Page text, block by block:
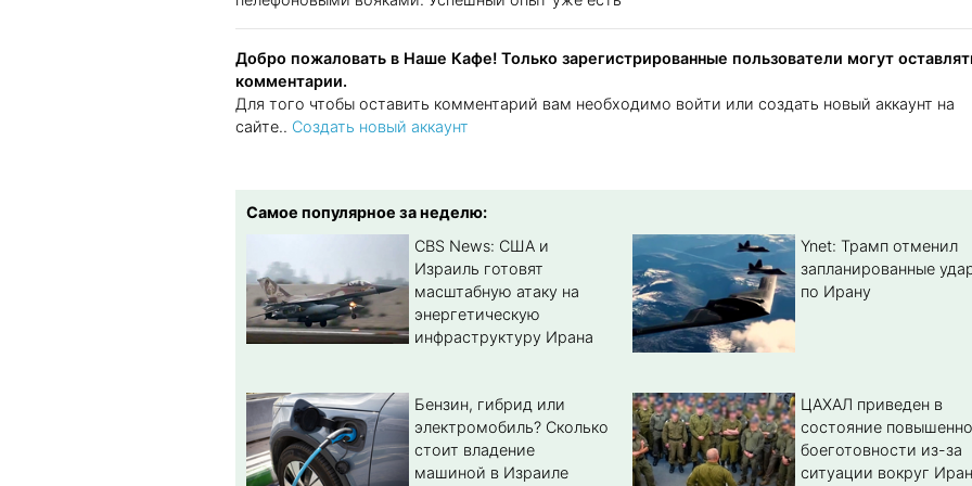
Добро пожаловать в Наше Кафе! Только зарегистрированные пользователи могут
комментарии.
Для того чтобы оставить комментарий вам необходимо войти или создать новый аккаунт на
сайте.. Создать новый аккаунт
Самое популярное за неделю:
CBS News: США и
Израиль готовят
масштабную атаку на
энергетическую
инфраструктуру Ирана
Ynet: Трамп отменил
запланированные
по Ирану
Бензин, гибрид или
электромобиль? Cколько
стоит владение
машиной в Израиле
ЦАХАЛ приведен в
состояние
боеготовности из-за
ситуации вокруг